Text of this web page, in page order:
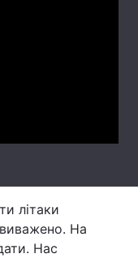
літаки
На
Нас